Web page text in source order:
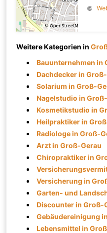
🌐
Weitere Kategorien in
Bauunternehmen in
Dachdecker in
Solarium in Groß-
Nagelstudio in
Kosmetikstudio in
Heilpraktiker in
Radiologe in Groß-
Arzt in Groß-Gerau
Chiropraktiker in
Versicherung in
Garten- und
Discounter in Groß-
Gebäudereinigung
Lebensmittel in